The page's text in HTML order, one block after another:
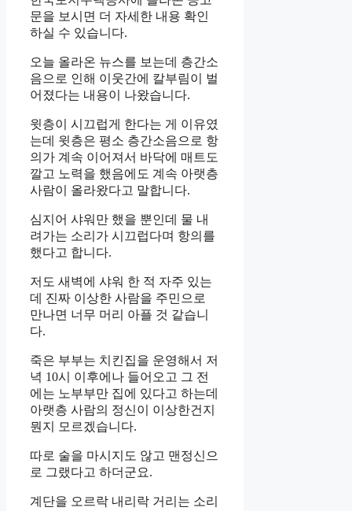
문을 보시면 더 자세한 내용 확인
하실 수 있습니다.
오늘 올라온 뉴스를 보는데 층간소
음으로 인해 이웃간에 칼부림이 벌
어졌다는 내용이 나왔습니다.
윗층이 시끄럽게 한다는 게 이유였
는데 윗층은 평소 층간소음으로 항
의가 계속 이어져서 바닥에 매트도
깔고 노력을 했음에도 계속 아랫층
사람이 올라왔다고 말합니다.
심지어 샤워만 했을 뿐인데 물 내
려가는 소리가 시끄럽다며 항의를
했다고 합니다.
저도 새벽에 샤워 한 적 자주 있는
데 진짜 이상한 사람을 주민으로
만나면 너무 머리 아플 것 같습니
다.
죽은 부부는 치킨집을 운영해서 저
녁 10시 이후에나 들어오고 그 전
에는 노부부만 집에 있다고 하는데
아랫층 사람의 정신이 이상한건지
뭔지 모르겠습니다.
따로 술을 마시지도 않고 맨정신으
로 그랬다고 하더군요.
계단을 오르락 내리락 거리는 소리